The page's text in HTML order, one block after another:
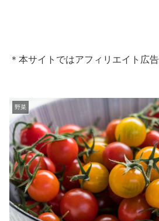
＊本サイトではアフィリエイト広
野菜